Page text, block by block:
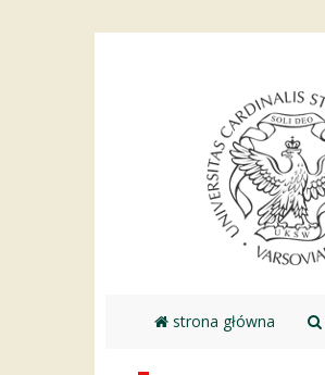
strona główna